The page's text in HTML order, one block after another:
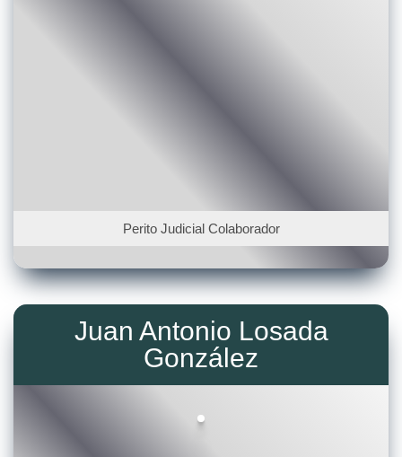
Perito Judicial Colaborador
Juan Antonio Losada
González